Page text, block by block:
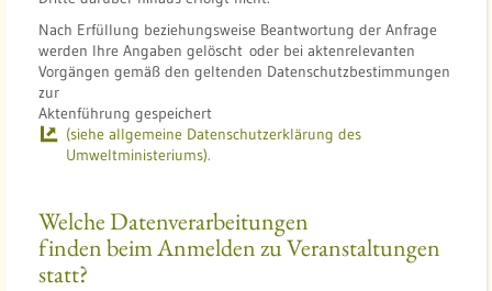
Nach Erfüllung beziehungsweise Beantwortung der Anfrage
werden Ihre Angaben gelöscht oder bei aktenrelevanten
Vorgängen gemäß den geltenden Datenschutzbestimmungen
zur
Aktenführung gespeichert
(siehe allgemeine Datenschutzerklärung des
Umweltministeriums).
Welche Datenverarbeitungen
finden beim Anmelden zu Veranstaltungen
statt?